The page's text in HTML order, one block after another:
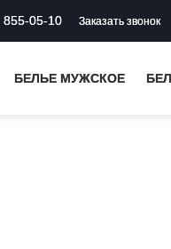
855-05-10 Заказать звонок
БЕЛЬЕ МУЖСКОЕ